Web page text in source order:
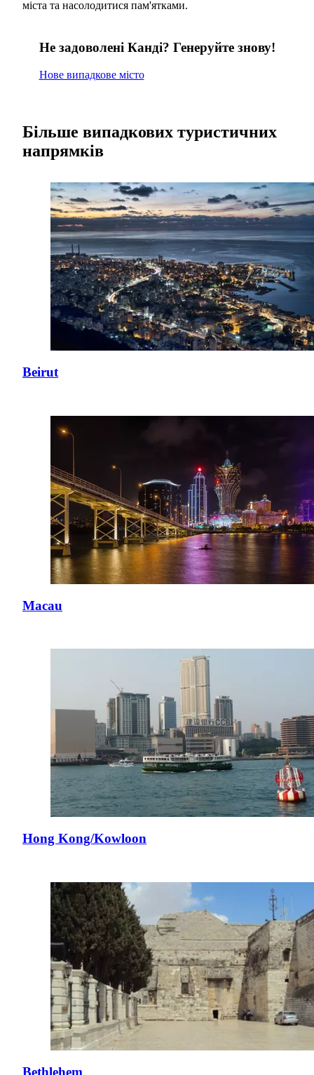
міста та насолодитися пам'ятками.
Не задоволені Канді? Генеруйте знову!
Нове випадкове місто
Більше випадкових туристичних
напрямків
Beirut
Macau
Hong Kong/Kowloon
Bethlehem